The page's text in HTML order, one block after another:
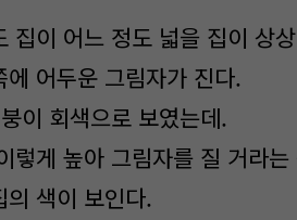
집이 어느 정도 넓을 집이 상
어두운 그림자가 진다.
이 회색으로 보였는데.
렇게 높아 그림자를 질 거라
색이 보인다.